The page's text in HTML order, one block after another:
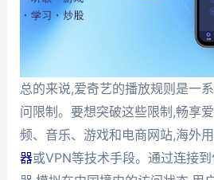
总的来说,爱奇艺的播放规则是一
问限制。要想突破这些限制,畅享
频、音乐、游戏和电商网站,海外
器或VPN等技术手段。通过连接